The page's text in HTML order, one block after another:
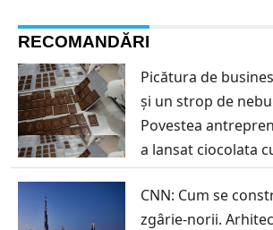
RECOMANDĂRI
Picătura de
și un strop de
Povestea
a lansat ciocolata
CNN: Cum se
zgârie-norii.